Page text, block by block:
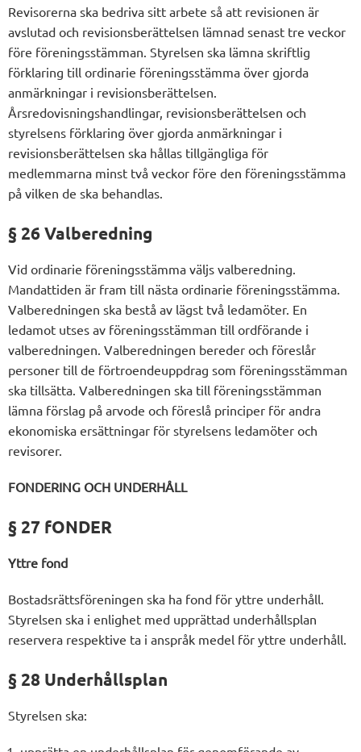
Revisorerna ska bedriva sitt arbete så att revisionen är
avslutad och revisionsberättelsen lämnad senast tre veckor
före föreningsstämman. Styrelsen ska lämna skriftlig
förklaring till ordinarie föreningsstämma över gjorda
anmärkningar i revisionsberättelsen.
Årsredovisningshandlingar, revisionsberättelsen och
styrelsens förklaring över gjorda anmärkningar i
revisionsberättelsen ska hållas tillgängliga för
medlemmarna minst två veckor före den föreningsstämma
på vilken de ska behandlas.
§ 26 Valberedning
Vid ordinarie föreningsstämma väljs valberedning.
Mandattiden är fram till nästa ordinarie föreningsstämma.
Valberedningen ska bestå av lägst två ledamöter. En
ledamot utses av föreningsstämman till ordförande i
valberedningen. Valberedningen bereder och föreslår
personer till de förtroendeuppdrag som föreningsstämman
ska tillsätta. Valberedningen ska till föreningsstämman
lämna förslag på arvode och föreslå principer för andra
ekonomiska ersättningar för styrelsens ledamöter och
revisorer.
FONDERING OCH UNDERHÅLL
§ 27 fONDER
Yttre fond
Bostadsrättsföreningen ska ha fond för yttre underhåll.
Styrelsen ska i enlighet med upprättad underhållsplan
reservera respektive ta i anspråk medel för yttre underhåll.
§ 28 Underhållsplan
Styrelsen ska: